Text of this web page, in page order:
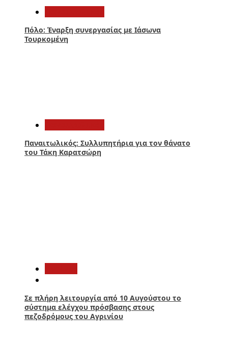
Πόλο: Έναρξη συνεργασίας με Ιάσωνα
Τουρκομένη
Παναιτωλικός: Συλλυπητήρια για τον θάνατο
του Τάκη Καρατσώρη
Σε πλήρη λειτουργία από 10 Αυγούστου το
σύστημα ελέγχου πρόσβασης στους
πεζοδρόμους του Αγρινίου